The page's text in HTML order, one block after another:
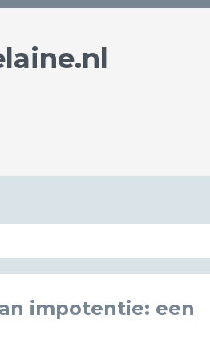
impotentie: een